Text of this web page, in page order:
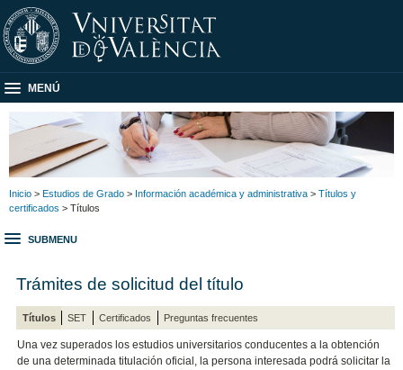
MENÚ
Inicio > Estudios de Grado > Información académica y administrativa > Títulos y
certificados > Títulos
SUBMENU
Trámites de solicitud del título
Títulos SET Certificados Preguntas frecuentes
Una vez superados los estudios universitarios conducentes a la obtención
de una determinada titulación oficial, la persona interesada podrá solicitar la